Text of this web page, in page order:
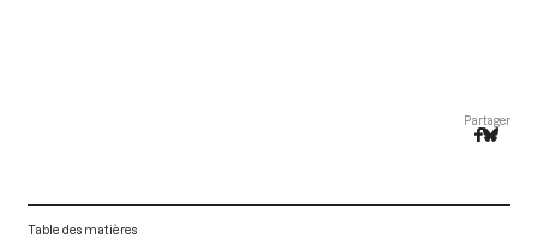
Partager
Table des matières